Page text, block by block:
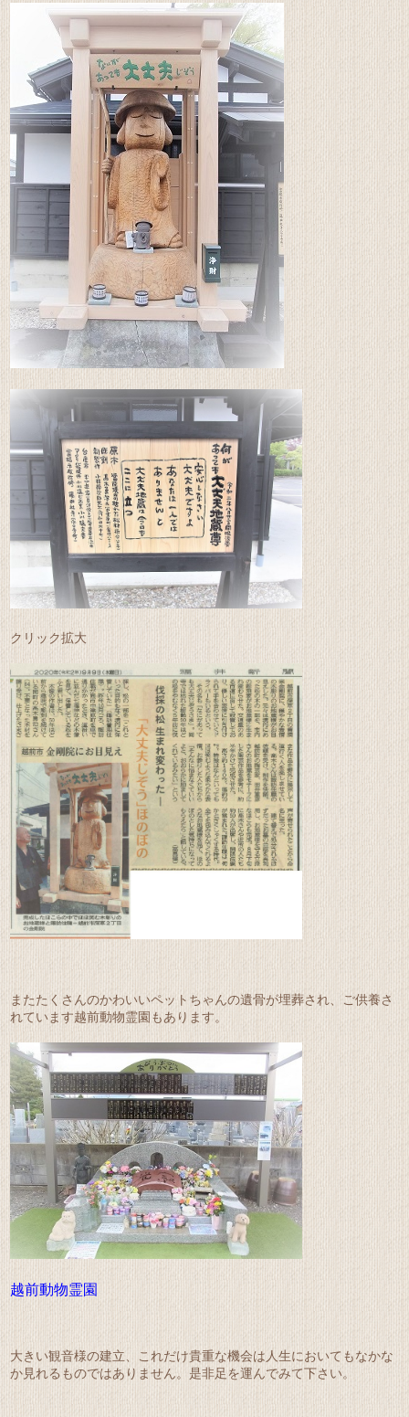
クリック拡大
またたくさんのかわいいペットちゃんの遺骨が埋葬され、ご供養さ
れています越前動物霊園もあります。
越前動物霊園
大きい観音様の建立、これだけ貴重な機会は人生においてもなかな
か見れるものではありません。是非足を運んでみて下さい。